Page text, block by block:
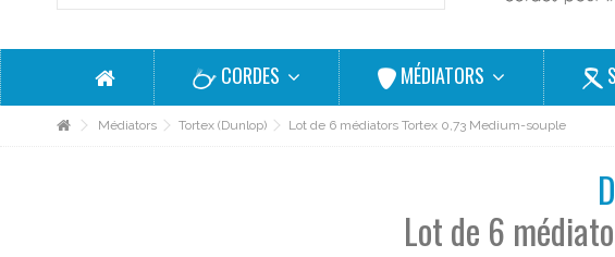
CORDES MÉDIATORS
Médiators Tortex (Dunlop) Lot de 6 médiators Tortex 0,73 Medium-souple
Lot de 6